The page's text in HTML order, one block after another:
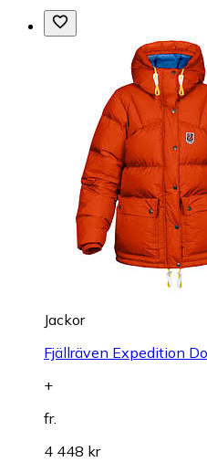
Jackor
Fjällräven Expedition
+
fr.
4 448 kr